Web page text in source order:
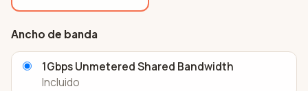
Ancho de banda
1Gbps Unmetered Shared Bandwidth
Incluido